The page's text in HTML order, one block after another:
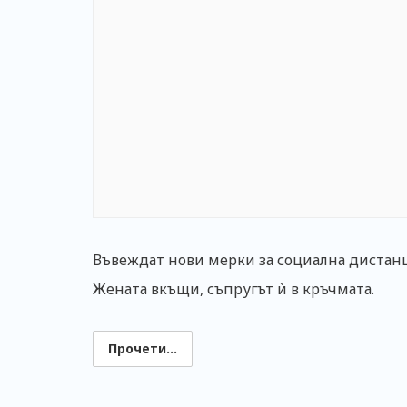
Въвеждат нови мерки за социална
Жената вкъщи, съпругът ѝ в кръчмата.
Прочети...